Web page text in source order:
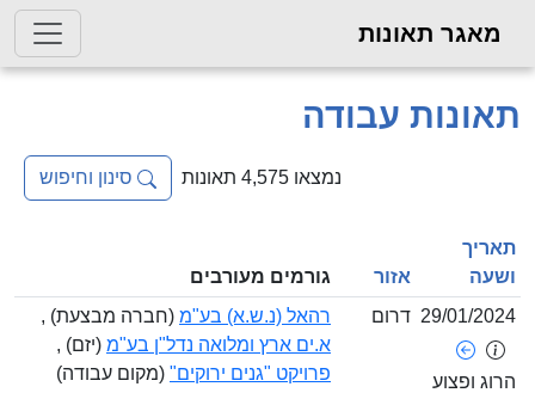
תאונות
עבודה
סינון וחיפוש
גורמים מעורבים
29/01/
ופצוע
דרום רהאל (נ.ש.א) בע"מ(חברה מבצעת) ,
א.ים ארץ ומלואה נדל"ן בע"מ(יזם) ,
פרויקט "גנים ירוקים"(מקום עבודה)